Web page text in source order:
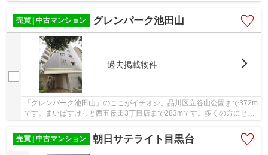
売買 | 中古マンション
グレンパーク池田山
過去掲載物件
「グレンパーク池田山」のここがイチオシ。品川区立谷山公園まで372m
です。まいばすけっと西五反田3丁目店まで283mです。多くの方にとっ
売買 | 中古マンション
朝日サテライト目黒台